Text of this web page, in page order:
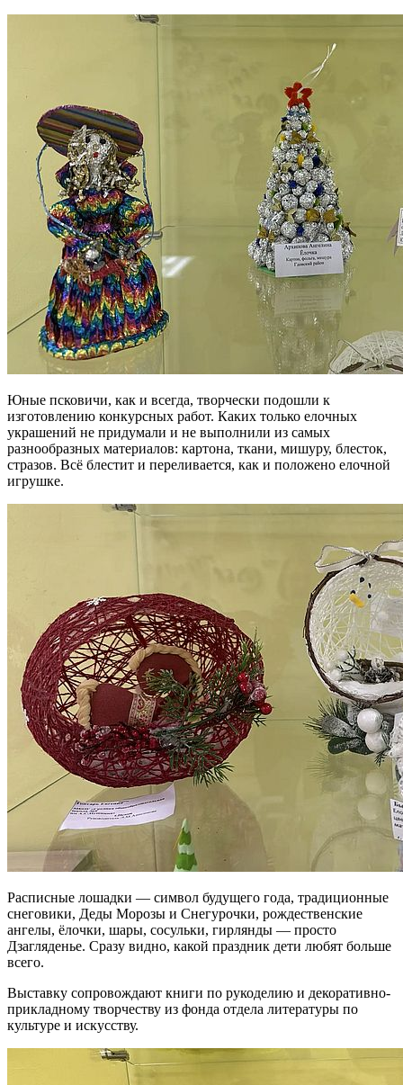
Юные псковичи, как и всегда, творчески подошли к
изготовлению конкурсных работ. Каких только елочных
украшений не придумали и не выполнили из самых
разнообразных материалов: картона, ткани, мишуру, блесток,
стразов. Всё блестит и переливается, как и положено елочной
игрушке.
Расписные лошадки — символ будущего года, традиционные
снеговики, Деды Морозы и Снегурочки, рождественские
ангелы, ёлочки, шары, сосульки, гирлянды — просто
Дзагляденье. Сразу видно, какой праздник дети любят больше
всего.
Выставку сопровождают книги по рукоделию и декоративно-
прикладному творчеству из фонда отдела литературы по
культуре и искусству.